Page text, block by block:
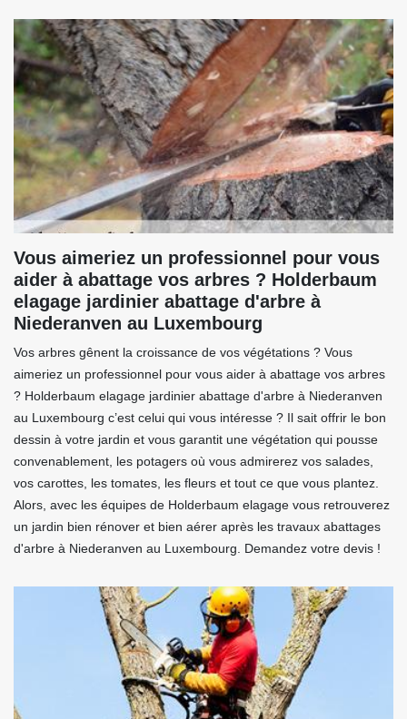
Vous aimeriez un professionnel pour vous
aider à abattage vos arbres ? Holderbaum
elagage jardinier abattage d'arbre à
Niederanven au Luxembourg
Vos arbres gênent la croissance de vos végétations ? Vous
aimeriez un professionnel pour vous aider à abattage vos arbres
? Holderbaum elagage jardinier abattage d'arbre à Niederanven
au Luxembourg c’est celui qui vous intéresse ? Il sait offrir le bon
dessin à votre jardin et vous garantit une végétation qui pousse
convenablement, les potagers où vous admirerez vos salades,
vos carottes, les tomates, les fleurs et tout ce que vous plantez.
Alors, avec les équipes de Holderbaum elagage vous retrouverez
un jardin bien rénover et bien aérer après les travaux abattages
d'arbre à Niederanven au Luxembourg. Demandez votre devis !